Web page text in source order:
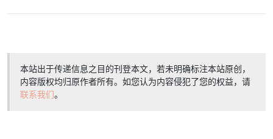
本站出于传递信息之目的刊登本文，若未明确标注本站原创，
内容版权均归原作者所有。如您认为内容侵犯了您的权益，请
联系我们。